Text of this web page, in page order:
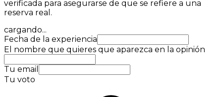
verificada para asegurarse de que se refiere a una
reserva real.
cargando...
Fecha de la experiencia
El nombre que quieres que aparezca en la opinión
Tu email
Tu voto